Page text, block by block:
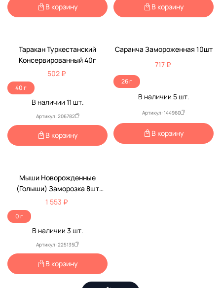
В корзину В корзину
Таракан Туркестанский
Консервированный 40г
502 ₽
40 г
В наличии 11 шт.
Артикул: 206782
В корзину
Саранча Замороженная 10шт
717 ₽
26 г
В наличии 5шт.
Артикул: 144960
В корзину
Мыши Новорожденные
(Голыши) Заморозка 8шт
Блистер
1 553 ₽
0 г
В наличии 3 шт.
Артикул: 225135
В корзину